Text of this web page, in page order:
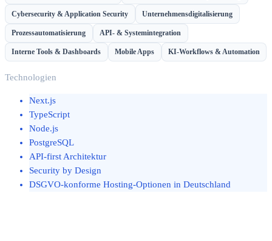
Cybersecurity & Application Security Unternehmensdigitalisierung
Prozessautomatisierung API- & Systemintegration
Interne Tools & Dashboards Mobile Apps KI-Workflows & Automation
Technologien
Next.js
TypeScript
Node.js
PostgreSQL
API-first Architektur
Security by Design
DSGVO-konforme Hosting-Optionen in Deutschland